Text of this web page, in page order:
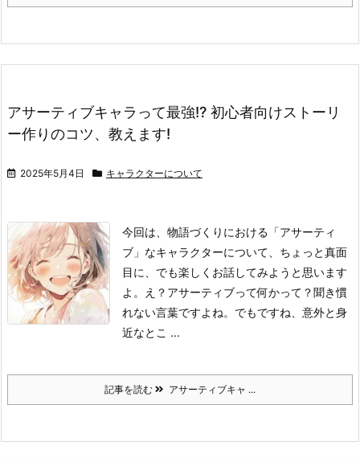
アサーティブキャラって最強!? 初心者向けストーリ
ー作りのコツ、教えます!
2025年5月4日 キャラクターについて
今回は、物語づくりにおける「アサーティ
ブ」なキャラクターについて、ちょっと真面
目に、でも楽しくお話してみようと思います
よ。
え？アサーティブって何かって？聞き慣
れない言葉ですよね。でもですね、意外と身
近なとこ ...
記事を読む アサーティブキャ ...